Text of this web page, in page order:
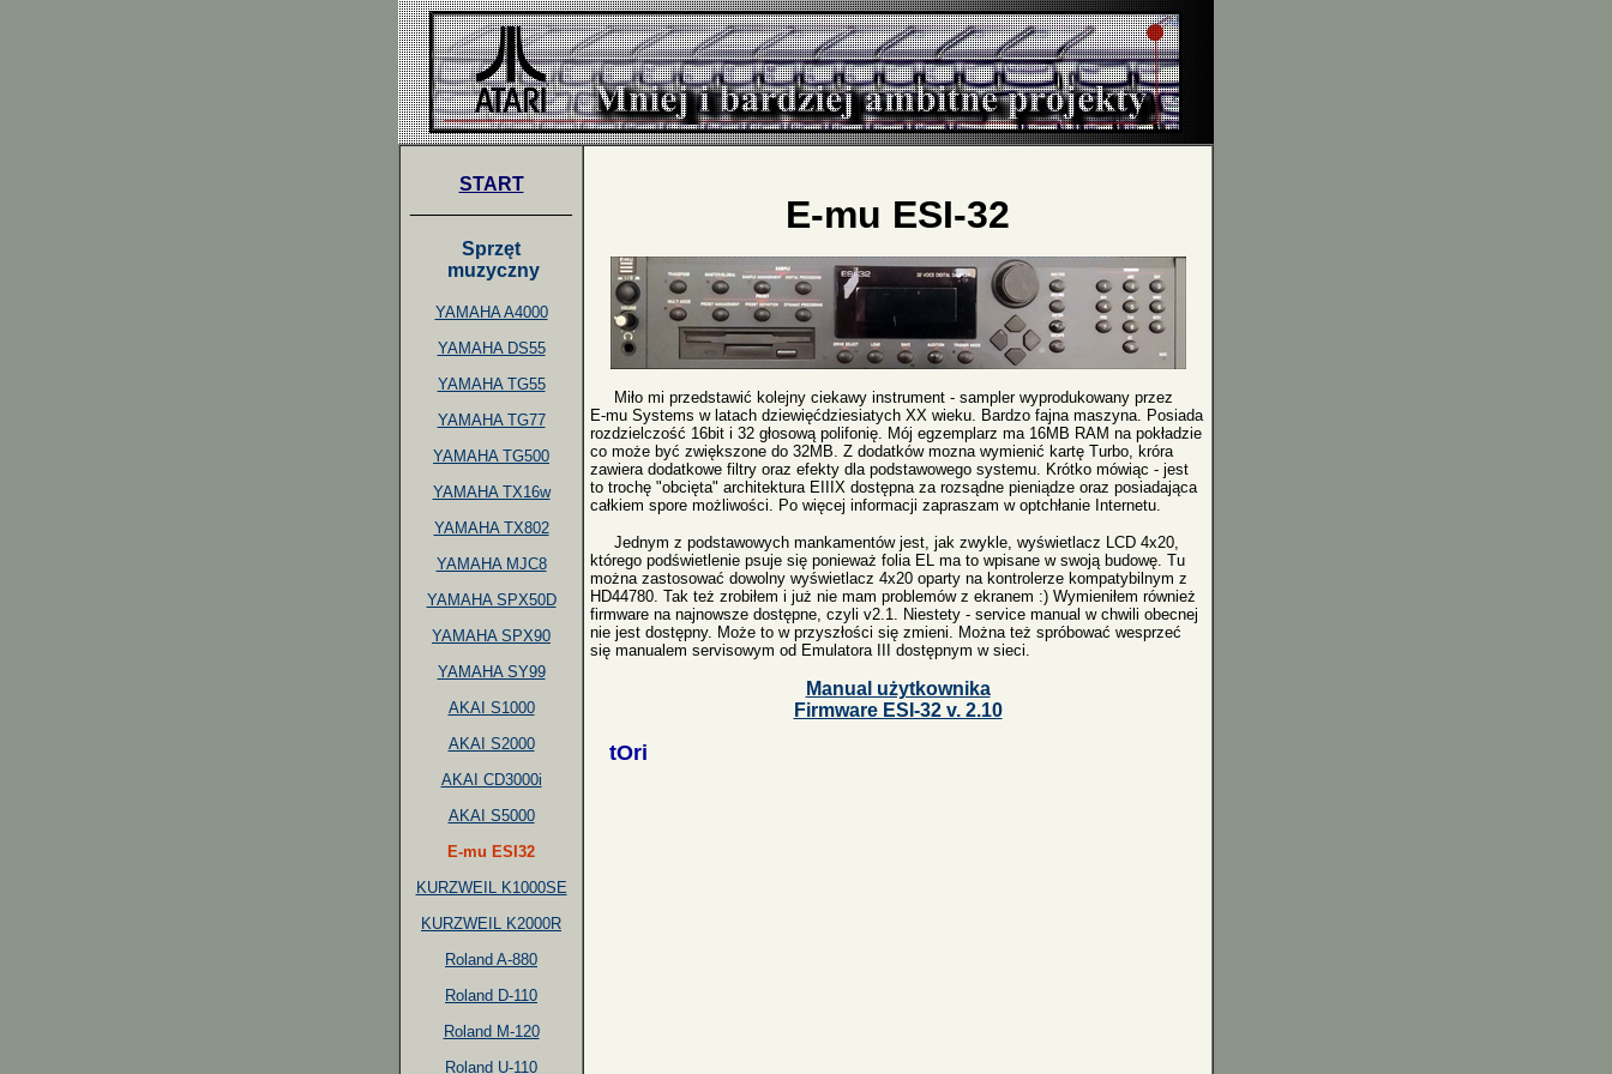
START
Sprzęt
muzyczny
YAMAHA A4000
YAMAHA DS55
YAMAHA TG55
YAMAHA TG77
YAMAHA TG500
YAMAHA TX16w
YAMAHA TX802
YAMAHA MJC8
YAMAHA SPX50D
YAMAHA SPX90
YAMAHA SY99
AKAI S1000
AKAI S2000
AKAI CD3000i
AKAI S5000
E-mu ESI32
KURZWEIL K1000SE
KURZWEIL K2000R
Roland A-880
Roland D-110
Roland M-120
Roland U-110
E-mu ESI-32
Miło mi przedstawić kolejny ciekawy instrument - sampler wyprodukowany przez
E-mu Systems w latach dziewięćdziesiatych XX wieku. Bardzo fajna maszyna. Posiada
rozdzielczość 16bit i 32 głosową polifonię. Mój egzemplarz ma 16MB RAM na pokładzie
co może być zwiększone do 32MB. Z dodatków mozna wymienić kartę Turbo, króra
zawiera dodatkowe filtry oraz efekty dla podstawowego systemu. Krótko mówiąc - jest
to trochę "obcięta" architektura EIIIX dostępna za rozsądne pieniądze oraz posiadająca
całkiem spore możliwości. Po więcej informacji zapraszam w optchłanie Internetu.
Jednym z podstawowych mankamentów jest, jak zwykle, wyświetlacz LCD 4x20,
którego podświetlenie psuje się ponieważ folia EL ma to wpisane w swoją budowę. Tu
można zastosować dowolny wyświetlacz 4x20 oparty na kontrolerze kompatybilnym z
HD44780. Tak też zrobiłem i już nie mam problemów z ekranem :) Wymieniłem również
firmware na najnowsze dostępne, czyli v2.1. Niestety - service manual w chwili obecnej
nie jest dostępny. Może to w przyszłości się zmieni. Można też spróbować wesprzeć
się manualem servisowym od Emulatora III dostępnym w sieci.
Manual użytkownika
Firmware ESI-32 v. 2.10
tOri